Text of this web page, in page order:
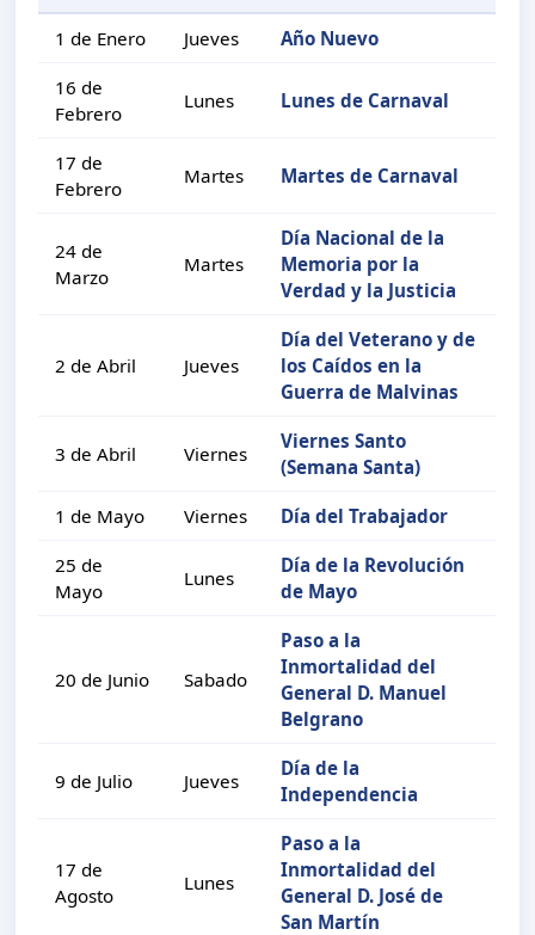
1 de Enero Jueves Año Nuevo
16 de
Febrero
Lunes Lunes de Carnaval
17 de
Febrero
Martes Martes de Carnaval
24 de
Marzo
Martes
Día Nacional de la
Memoria por la
Verdad y la Justicia
2 de Abril Jueves
Día del Veterano y de
los Caídos en la
Guerra de Malvinas
3 de Abril Viernes
Viernes Santo
(Semana Santa)
1 de Mayo Viernes Día del Trabajador
25 de
Mayo
Lunes
Día de la Revolución
de Mayo
20 de Junio Sabado
Paso a la
Inmortalidad del
General D. Manuel
Belgrano
9 de Julio Jueves
Día de la
Independencia
17 de
Agosto
Lunes
Paso a la
Inmortalidad del
General D. José de
San Martín